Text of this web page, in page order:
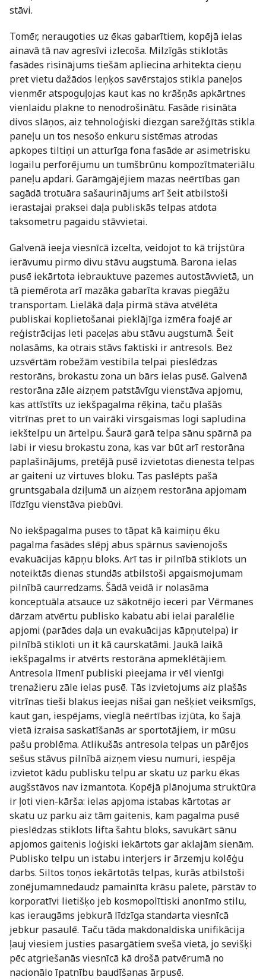
stāvi.
Tomēr, neraugoties uz ēkas gabarītiem, kopējā ielas
ainavā tā nav agresīvi izlecoša. Milzīgās stiklotās
fasādes risinājums tiešām apliecina arhitekta cieņu
pret vietu dažādos leņķos savērstajos stikla paneļos
vienmēr atspoguļojas kaut kas no krāšņās apkārtnes
vienlaidu plakne to nenodrošinātu. Fasāde risināta
divos slāņos, aiz tehnoloģiski diezgan sarežģītās stikla
paneļu un tos nesošo enkuru sistēmas atrodas
apkopes tiltiņi un atturīga fona fasāde ar asimetrisku
logailu perforējumu un tumšbrūnu kompozītmateriālu
paneļu apdari. Garāmgājējiem mazas neērtības gan
sagādā trotuāra sašaurinājums arī šeit atbilstoši
ierastajai praksei daļa publiskās telpas atdota
taksometru pagaidu stāvvietai.
Galvenā ieeja viesnīcā izcelta, veidojot to kā trijstūra
ierāvumu pirmo divu stāvu augstumā. Barona ielas
pusē iekārtota iebrauktuve pazemes autostāvvietā, un
tā piemērota arī mazāka gabarīta kravas piegāžu
transportam. Lielākā daļa pirmā stāva atvēlēta
publiskai koplietošanai pieklājīga izmēra foajē ar
reģistrācijas leti paceļas abu stāvu augstumā. Šeit
nolasāms, ka otrais stāvs faktiski ir antresols. Bez
uzsvērtām robežām vestibila telpai pieslēdzas
restorāns, brokastu zona un bārs ielas pusē. Galvenā
restorāna zāle aizņem patstāvīgu vienstāva apjomu,
kas attīstīts uz iekšpagalma rēķina, taču plašās
vitrīnas pret to un vairāki virsgaismas logi sapludina
iekštelpu un ārtelpu. Šaurā garā telpa sānu spārnā pa
labi ir viesu brokastu zona, kas var būt arī restorāna
paplašinājums, pretējā pusē izvietotas dienesta telpas
ar gaiteni uz virtuves bloku. Tas paslēpts pašā
gruntsgabala dziļumā un aizņem restorāna apjomam
līdzīgu vienstāva piebūvi.
No iekšpagalma puses to tāpat kā kaimiņu ēku
pagalma fasādes slēpj abus spārnus savienojošs
evakuācijas kāpņu bloks. Arī tas ir pilnībā stiklots un
noteiktās dienas stundās atbilstoši apgaismojumam
pilnībā caurredzams. Šādā veidā ir nolasāma
konceptuāla atsauce uz sākotnējo ieceri par Vērmanes
dārzam atvērtu publisko kabatu abi ielai paralēlie
apjomi (parādes daļa un evakuācijas kāpņutelpa) ir
pilnībā stikloti un it kā caurskatāmi. Jaukā laikā
iekšpagalms ir atvērts restorāna apmeklētājiem.
Antresola līmenī publiski pieejama ir vēl vienīgi
trenažieru zāle ielas pusē. Tās izvietojums aiz plašās
vitrīnas tieši blakus ieejas nišai gan nešķiet veiksmīgs,
kaut gan, iespējams, vieglā neērtības izjūta, ko šajā
vietā izraisa saskatīšanās ar sportotājiem, ir mūsu
pašu problēma. Atlikušās antresola telpas un pārējos
sešus stāvus pilnībā aizņem viesu numuri, iespēja
izvietot kādu publisku telpu ar skatu uz parku ēkas
augšstāvos nav izmantota. Kopējā plānojuma struktūra
ir ļoti vien-kārša: ielas apjoma istabas kārtotas ar
skatu uz parku aiz tām gaitenis, kam pagalma pusē
pieslēdzas stiklots lifta šahtu bloks, savukārt sānu
apjomos gaitenis loģiski iekārtots gar aklajām sienām.
Publisko telpu un istabu interjers ir ārzemju kolēģu
darbs. Siltos toņos iekārtotās telpas, kurās atbilstoši
zonējumamnedaudz pamainīta krāsu palete, pārstāv to
korporatīvi lietišķo jeb kosmopolītiski anonīmo stilu,
kas ieraugāms jebkurā līdzīga standarta viesnīcā
jebkur pasaulē. Taču tāda makdonaldiska unifikācija
ļauj viesiem justies pasargātiem svešā vietā, jo sevišķi
pēc atgriešanās viesnīcā kā drošā patvērumā no
nacionālo īpatnību baudīšanas ārpusē.